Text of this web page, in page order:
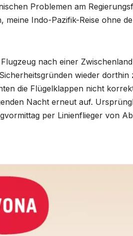
Problemen am
meine Indo-Pazifik-Reise ohne
nach einer
wieder
die Flügelklappen nicht
Nacht erneut auf.
per Linienflieger von